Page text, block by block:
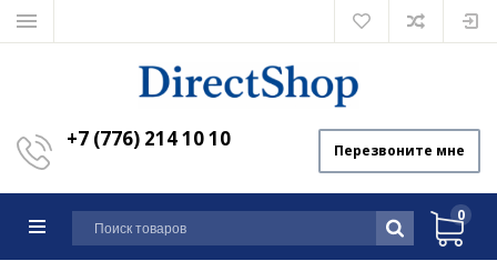
+7 (776) 214 10 10 Перезвоните мне
0